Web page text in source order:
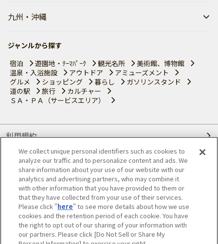
九州・沖縄
ジャンルから探す
宿泊
遊園地・ﾃｰﾏﾊﾟｰｸ 観光名所
美術館、博物館
温泉・入浴施設
アウトドア
アミューズメント
グルメ
ショッピング 暮らし
ガソリンスタンド
道の駅
旅行
カルチャー
ＳＡ・ＰＡ（サービスエリア）
利用規約
個人情報の取り扱いについて
会員優待サービスの提携をご検討の方へ
JAFホームページ
© JAPAN AUTOMOBILE FEDERATION. All rights reserved.
We collect unique personal identifiers such as cookies to
analyze our traffic and to personalize content and ads. We
share information about your use of our website with our
analytics and advertising partners, who may combine it
with other information that you have provided to them or
that they have collected from your use of their services.
Please click "here" to see more details about how we use
cookies and the retention period of each cookie. You have
the right to opt out of our sharing of your information with
our partners. Please click [Do Not Sell or Share My